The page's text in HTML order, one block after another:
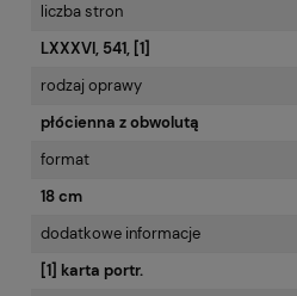
liczba stron
LXXXVI, 541, [1]
rodzaj oprawy
płócienna z obwolutą
format
18 cm
dodatkowe informacje
[1] karta portr.